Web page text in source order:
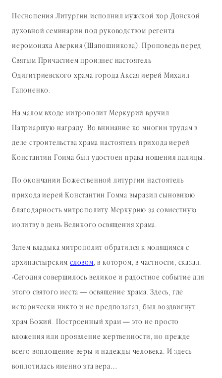
Песнопения Литургии исполнил мужской хор Донской
духовной семинарии под руководством регента
иеромонаха Аверкия (Шапошникова). Проповедь перед
Святым Причастием произнес настоятель
Одигитриевского храма города Аксая иерей Михаил
Гапоненко.
На малом входе митрополит Меркурий вручил
Патриаршую награду. Во внимание ко многим трудам в
деле строительства храма настоятель прихода иерей
Константин Гомма был удостоен права ношения палицы.
По окончании Божественной литургии настоятель
прихода иерей Константин Гомма выразил сыновнюю
благодарность митрополиту Меркурию за совместную
молитву в день Великого освящения храма.
Затем владыка митрополит обратился к молящимся с
архипастырскимсловом, в котором, в частности, сказал:
«Сегодня совершилось великое и радостное событие для
этого святого места — освящение храма. Здесь, где
исторически никто и не предполагал, был воздвигнут
храм Божий. Построенный храм — это не просто
вложения или проявление жертвенности, но прежде
всего воплощение веры и надежды человека. И здесь
воплотилась именно эта вера…